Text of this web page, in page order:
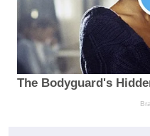
The Bodyguard's